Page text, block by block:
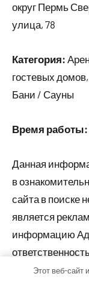
округ Пермь
улица, 78
Категория:
гостевых
Бани / Сауны
Время работы:
Данная
в
сайта в поиске
является
информацию
Этот веб-сайт